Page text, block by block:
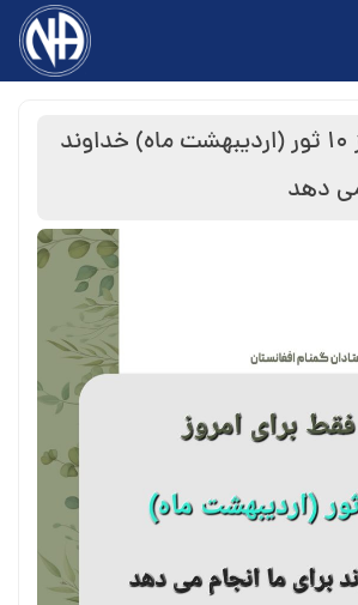
فقط برای امروز ۱۰ ثور (اردیبهشت ماه) خداوند
می⁯ دهد